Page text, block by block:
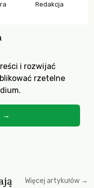
Redakcja
i rozwijać
rzetelne
→
Więcej artykułów →